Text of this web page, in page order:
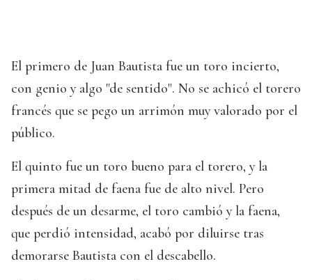
El primero de Juan Bautista fue un toro incierto,
con genio y algo "de sentido". No se achicó el torero
francés que se pego un arrimón muy valorado por el
público.
El quinto fue un toro bueno para el torero, y la
primera mitad de faena fue de alto nivel. Pero
después de un desarme, el toro cambió y la faena,
que perdió intensidad, acabó por diluirse tras
demorarse Bautista con el descabello.